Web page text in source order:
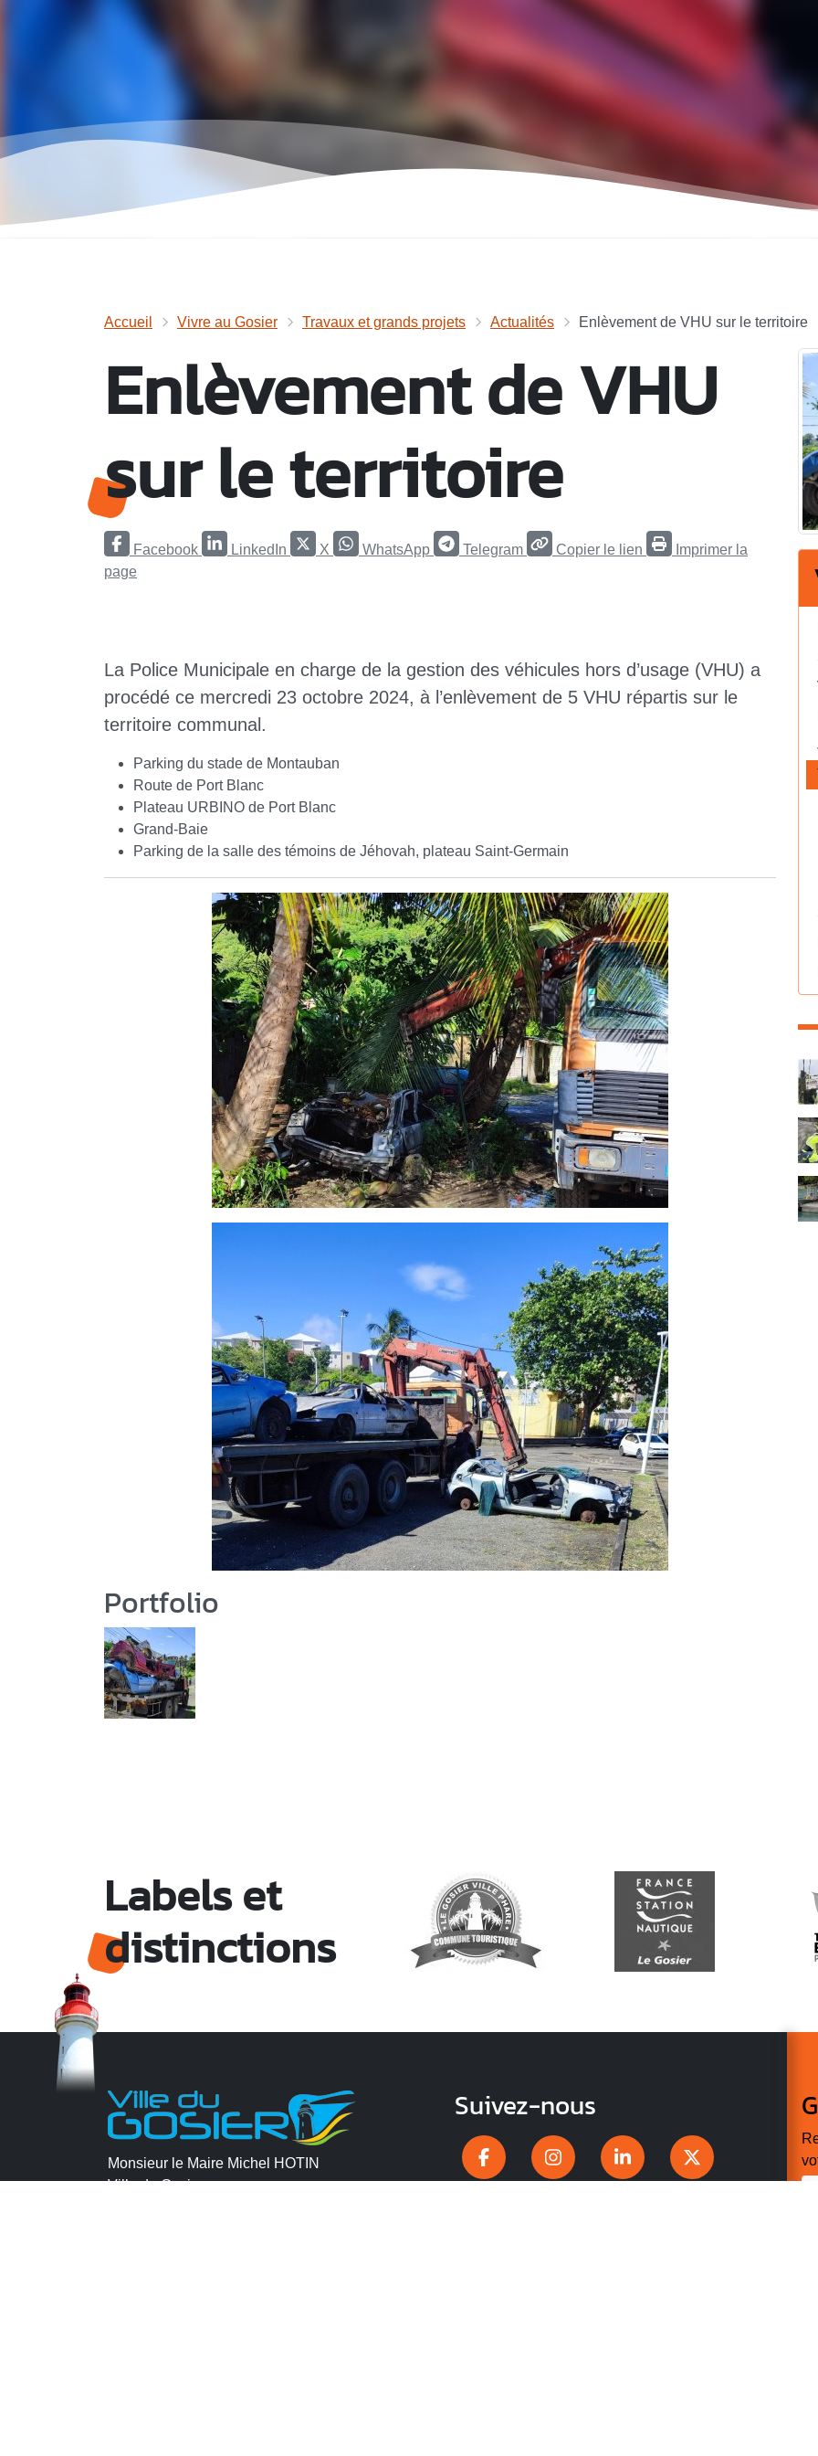
Accueil Vivre au Gosier Travaux et grands projets Actualités Enlèvement de VHU sur le territoire
Enlèvement de VHU
sur le territoire
Facebook LinkedIn X WhatsApp Telegram Copier le lien
Imprimer la
page
La Police Municipale en charge de la gestion des véhicules hors d’usage (VHU) a
procédé ce mercredi 23 octobre 2024, à l’enlèvement de 5 VHU répartis sur le
territoire communal.
Parking du stade de Montauban
Route de Port Blanc
Plateau URBINO de Port Blanc
Grand-Baie
Parking de la salle des témoins de Jéhovah, plateau Saint-Germain
Portfolio
Labels et
distinctions
Monsieur le Maire Michel HOTIN
Ville du Gosier
Suivez-nous